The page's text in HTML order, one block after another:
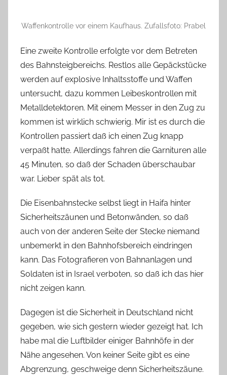
Waffenkontrolle vor einem Kaufhaus. Zufallsfoto: Prabel
Eine zweite Kontrolle erfolgte vor dem Betreten
des Bahnsteigbereichs. Restlos alle Gepäckstücke
werden auf explosive Inhaltsstoffe und Waffen
untersucht, dazu kommen Leibeskontrollen mit
Metalldetektoren. Mit einem Messer in den Zug zu
kommen ist wirklich schwierig. Mir ist es durch die
Kontrollen passiert daß ich einen Zug knapp
verpaßt hatte. Allerdings fahren die Garnituren alle
45 Minuten, so daß der Schaden überschaubar
war. Lieber spät als tot.
Die Eisenbahnstecke selbst liegt in Haifa hinter
Sicherheitszäunen und Betonwänden, so daß
auch von der anderen Seite der Stecke niemand
unbemerkt in den Bahnhofsbereich eindringen
kann. Das Fotografieren von Bahnanlagen und
Soldaten ist in Israel verboten, so daß ich das hier
nicht zeigen kann.
Dagegen ist die Sicherheit in Deutschland nicht
gegeben, wie sich gestern wieder gezeigt hat. Ich
habe mal die Luftbilder einiger Bahnhöfe in der
Nähe angesehen. Von keiner Seite gibt es eine
Abgrenzung, geschweige denn Sicherheitszäune.